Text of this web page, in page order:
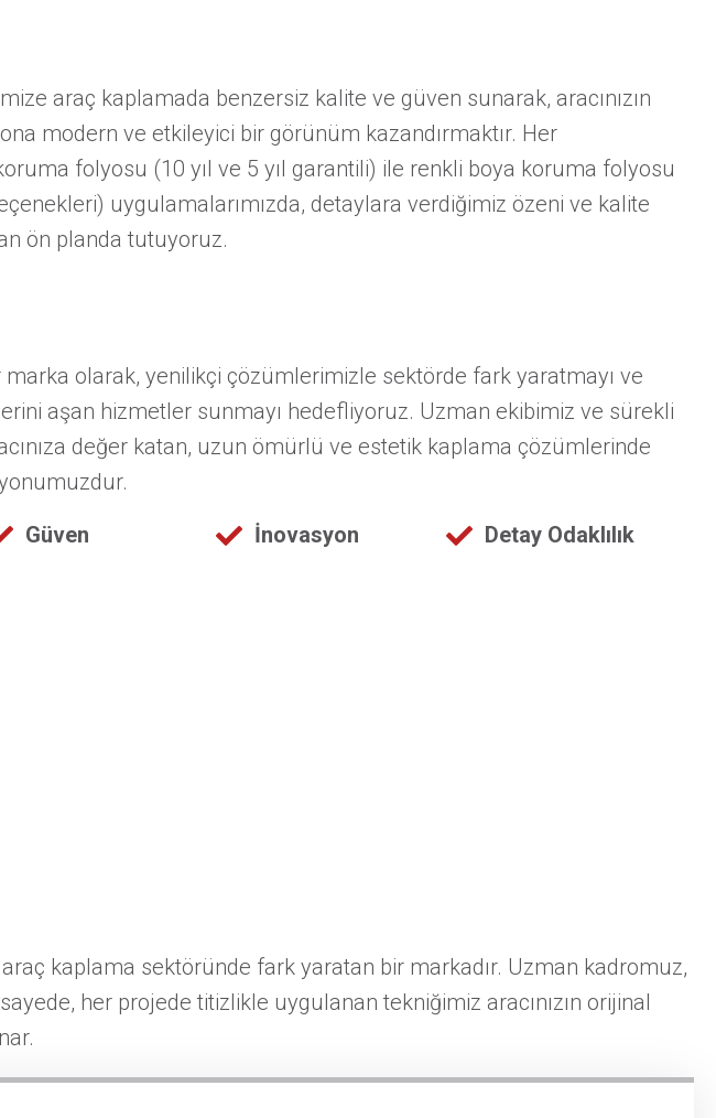
araç kaplamada benzersiz kalite ve güven sunarak, aracınızın
modern ve etkileyici bir görünüm kazandırmaktır. Her
folyosu (10 yıl ve 5 yıl garantili) ile renkli boya koruma folyosu
uygulamalarımızda, detaylara verdiğimiz özeni ve kalite
ön planda tutuyoruz.
olarak, yenilikçi çözümlerimizle sektörde fark yaratmayı ve
aşan hizmetler sunmayı hedefliyoruz. Uzman ekibimiz ve sürekli
değer katan, uzun ömürlü ve estetik kaplama çözümlerinde
Güven İnovasyon Detay Odaklılık
kaplama sektöründe fark yaratan bir markadır. Uzman kadromuz,
her projede titizlikle uygulanan tekniğimiz aracınızın orijinal